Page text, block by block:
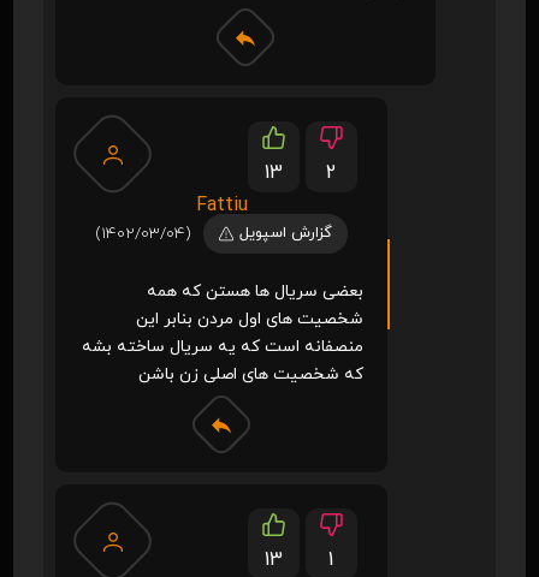
13
2
Fattiu
گزارش اسپویل (1402/03/04)
بعضی سریال ها هستن که همه
شخصیت های اول مردن بنابر این
منصفانه است که یه سریال ساخته بشه
که شخصیت های اصلی زن باشن
13
1